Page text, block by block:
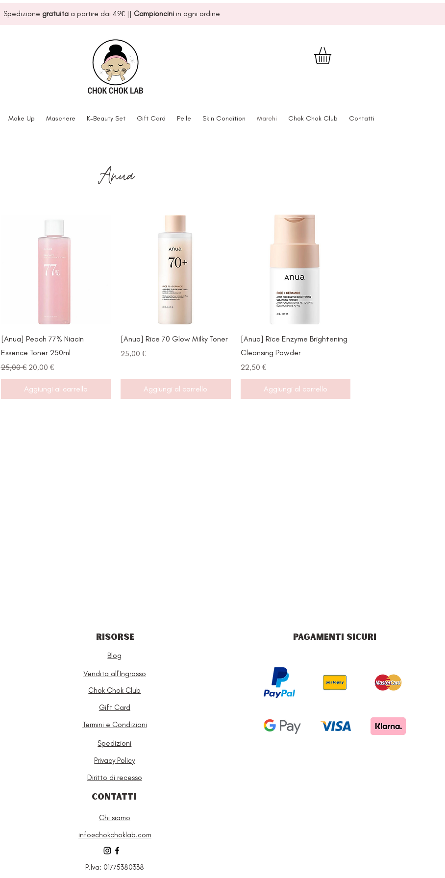
Spedizione gratuita a partire dai 49€ || Campioncini in ogni ordine
Make Up Maschere K-Beauty Set Gift Card Pelle Skin Condition Marchi Chok Chok Club Contatti
Anua
Vista rapida
[Anua] Peach 77% Niacin
Essence Toner 250ml
Prezzo regolare
25,00 € Prezzo scontato
20,00 €
Aggiungi al carrello
Vista rapida
[Anua] Rice 70 Glow Milky Toner
Prezzo
25,00 €
Aggiungi al carrello
Vista rapida
[Anua] Rice Enzyme Brightening
Cleansing Powder
Prezzo
22,50 €
Aggiungi al carrello
RISORSE
Blog
Vendita all'Ingrosso
Chok Chok Club
Gift Card
Termini e Condizioni
Spedizioni
Privacy Policy
Diritto di recesso
CONTATTI
Chi siamo
info@chokchoklab.com
P.Iva: 01775380338
PAGAMENTI SICURI